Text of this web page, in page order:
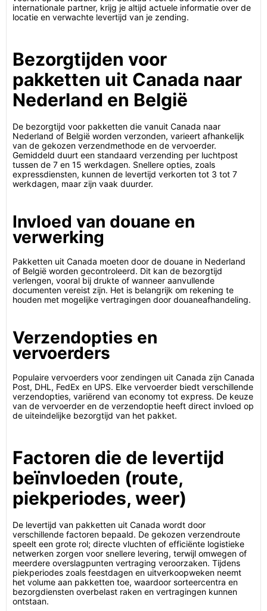
internationale partner, krijg je altijd actuele informatie over de
locatie en verwachte levertijd van je zending.
Bezorgtijden voor
pakketten uit Canada naar
Nederland en België
De bezorgtijd voor pakketten die vanuit Canada naar
Nederland of België worden verzonden, varieert afhankelijk
van de gekozen verzendmethode en de vervoerder.
Gemiddeld duurt een standaard verzending per luchtpost
tussen de 7 en 15 werkdagen. Snellere opties, zoals
expressdiensten, kunnen de levertijd verkorten tot 3 tot 7
werkdagen, maar zijn vaak duurder.
Invloed van douane en
verwerking
Pakketten uit Canada moeten door de douane in Nederland
of België worden gecontroleerd. Dit kan de bezorgtijd
verlengen, vooral bij drukte of wanneer aanvullende
documenten vereist zijn. Het is belangrijk om rekening te
houden met mogelijke vertragingen door douaneafhandeling.
Verzendopties en
vervoerders
Populaire vervoerders voor zendingen uit Canada zijn Canada
Post, DHL, FedEx en UPS. Elke vervoerder biedt verschillende
verzendopties, variërend van economy tot express. De keuze
van de vervoerder en de verzendoptie heeft direct invloed op
de uiteindelijke bezorgtijd van het pakket.
Factoren die de levertijd
beïnvloeden (route,
piekperiodes, weer)
De levertijd van pakketten uit Canada wordt door
verschillende factoren bepaald. De gekozen verzendroute
speelt een grote rol; directe vluchten of efficiënte logistieke
netwerken zorgen voor snellere levering, terwijl omwegen of
meerdere overslagpunten vertraging veroorzaken. Tijdens
piekperiodes zoals feestdagen en uitverkoopweken neemt
het volume aan pakketten toe, waardoor sorteercentra en
bezorgdiensten overbelast raken en vertragingen kunnen
ontstaan.